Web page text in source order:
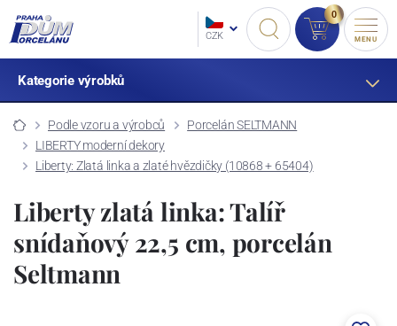
CZK
0
MENU
Kategorie výrobků
Podle vzoru a výrobců
Porcelán SELTMANN
LIBERTY moderní dekory
Liberty: Zlatá linka a zlaté hvězdičky (10868 + 65404)
Liberty zlatá linka: Talíř
snídaňový 22,5 cm, porcelán
Seltmann